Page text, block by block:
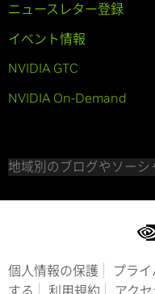
ニュースレター登録
イベント情報
NVIDIA GTC
NVIDIA On-Demand
地域別のブログやソー
個人情報の保護 プラ